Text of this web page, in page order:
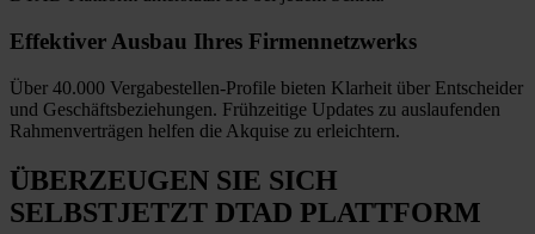
Effektiver Ausbau Ihres Firmennetzwerks
Über 40.000 Vergabestellen-Profile bieten Klarheit über Entscheider
und Geschäftsbeziehungen. Frühzeitige Updates zu auslaufenden
Rahmenverträgen helfen die Akquise zu erleichtern.
ÜBERZEUGEN SIE SICH
SELBSTJETZT DTAD PLATTFORM